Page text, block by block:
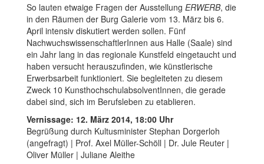
So lauten etwaige Fragen der Ausstellung ERWERB, die
in den Räumen der Burg Galerie vom 13. März bis 6.
April intensiv diskutiert werden sollen. Fünf
NachwuchswissenschaftlerInnen aus Halle (Saale) sind
ein Jahr lang in das regionale Kunstfeld eingetaucht und
haben versucht herauszufinden, wie künstlerische
Erwerbsarbeit funktioniert. Sie begleiteten zu diesem
Zweck 10 KunsthochschulabsolventInnen, die gerade
dabei sind, sich im Berufsleben zu etablieren.
Vernissage: 12. März 2014, 18:00 Uhr
Begrüßung durch Kultusminister Stephan Dorgerloh
(angefragt) | Prof. Axel Müller-Schöll | Dr. Jule Reuter |
Oliver Müller | Juliane Aleithe